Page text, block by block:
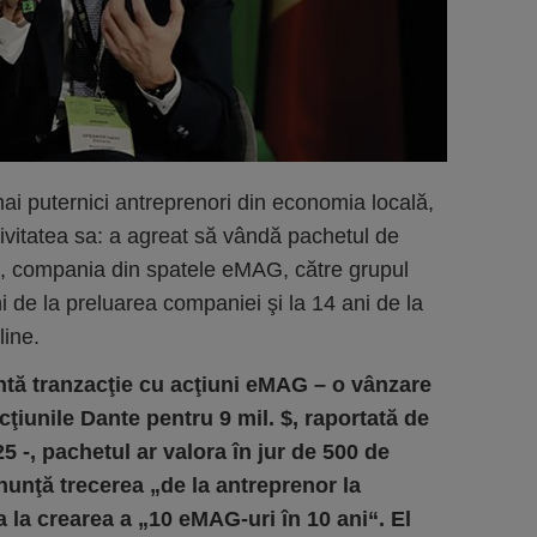
puternici antreprenori din economia locală,
sa: a agreat să vândă pachetul de
din spatele eMAG, către grupul
de la preluarea companiei şi la 14 ani de la
tranzacţie cu acţiuni eMAG – o vânzare
Dante pentru 9 mil. $, raportată de
-, pachetul ar valora în jur de 500 de
trecerea „de la antreprenor la
crearea a „10 eMAG-uri în 10 ani“. El